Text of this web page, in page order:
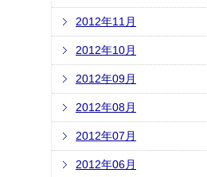
2012年11月
2012年10月
2012年09月
2012年08月
2012年07月
2012年06月